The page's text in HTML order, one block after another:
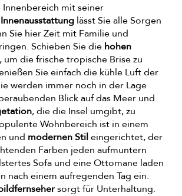
mit seiner
lässt Sie alle Sorgen
Sie hier Zeit mit Familie und
Schieben Sie die hohen
um die frische tropische Brise zu
Sie einfach die kühle Luft der
werden immer noch in der Lage
Blick auf das Meer und
, die die Insel umgibt, zu
Wohnbereich ist in einem
und modernen Stileingerichtet, der
Farben jeden aufmuntern
Sofa und eine Ottomane laden
nach einem aufregenden Tag ein.
sorgt für Unterhaltung.